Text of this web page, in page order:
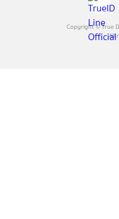
Copyright © True
All